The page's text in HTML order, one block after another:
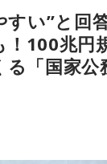
場で出会いまし
てもひょうきん
くなりました。
をしたり、仕
見をしたり、蛍を
ました。
なっていた今年の
すい”と回
！100兆円
「国家公